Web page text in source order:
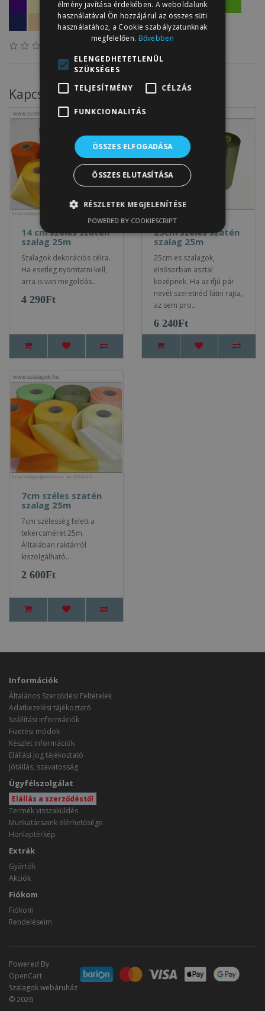
0 vélemény/
Kapcsolódó termékek
14 cm széles szatén
szalag 25m
Szalagok dekorációs célra.
Ha esetleg nyomtatni kell,
arra is van megoldás...
4 290Ft
25cm széles szatén
szalag 25m
25cm es szalagok,
elsősorban asztal
középnek. Ha az ifjú pár
nevét szeretnéd látni rajta,
az sem pro..
6 240Ft
7cm széles szatén
szalag 25m
7cm szélesség felett a
tekercsméret 25m.
Álltalában raktárról
kiszolgálható...
2 600Ft
Információk
Általános Szerződési Feltételek
Adatkezelési tájékoztató
Szállítási információk
Fizetési módok
Készlet információk
Elállási jog tájékoztató
Jótállás, szavatosság
Ügyfélszolgálat
Elállás a szerződéstől
Termék visszaküldés
Munkatársaink elérhetősége
Honlaptérkép
Extrák
Gyártók
Akciók
Fiókom
Fiókom
Rendeléseim
Powered By
OpenCart
Szalagok webáruház
© 2026
élmény javítása érdekében. A weboldalunk
használatával Ön hozzájárul az összes süti
használatához, a Cookie szabályzatunknak
megfelelően. Bővebben
ELENGEDHETETLENÜL
SZÜKSÉGES
TELJESÍTMÉNY
CÉLZÁS
FUNKCIONALITÁS
ÖSSZES ELFOGADÁSA
ÖSSZES ELUTASÍTÁSA
RÉSZLETEK MEGJELENÍTÉSE
POWERED BY COOKIESCRIPT